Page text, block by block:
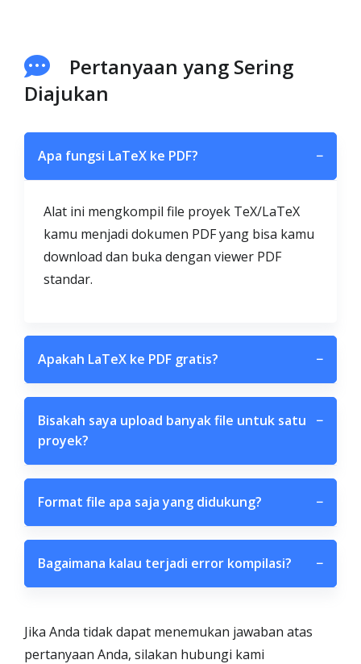
Pertanyaan yang Sering
Diajukan
Apa fungsi LaTeX ke PDF? −
Alat ini mengkompil file proyek TeX/LaTeX
kamu menjadi dokumen PDF yang bisa kamu
download dan buka dengan viewer PDF
standar.
Apakah LaTeX ke PDF gratis? −
Bisakah saya upload banyak file untuk satu
proyek?
−
Format file apa saja yang didukung? −
Bagaimana kalau terjadi error kompilasi? −
Jika Anda tidak dapat menemukan jawaban atas
pertanyaan Anda, silakan hubungi kami